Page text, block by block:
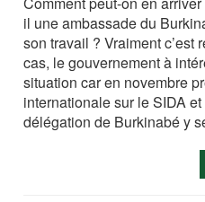
il une ambassade du
son travail ? Vraiment c’est
cas, le gouvernement à
situation car en novembre
internationale sur le SIDA
délégation de Burkinabé y